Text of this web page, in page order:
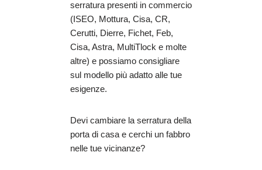
serratura presenti in commercio
(ISEO, Mottura, Cisa, CR,
Cerutti, Dierre, Fichet, Feb,
Cisa, Astra, MultiTlock e molte
altre) e possiamo consigliare
sul modello più adatto alle tue
esigenze.
Devi cambiare la serratura della
porta di casa e cerchi un fabbro
nelle tue vicinanze?